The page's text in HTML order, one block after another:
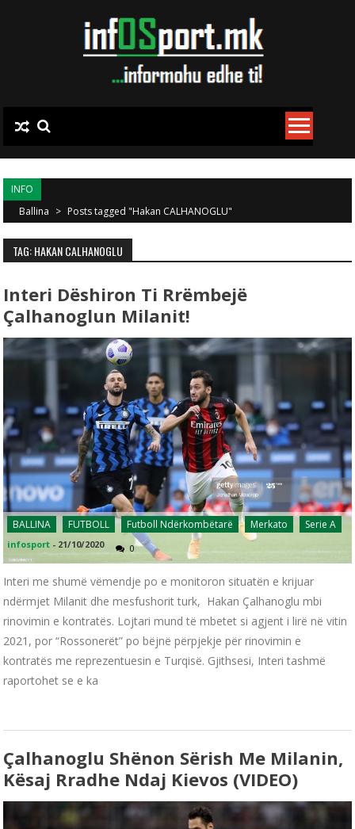
INFO
Ballina > Posts tagged "Hakan CALHANOGLU"
TAG: HAKAN CALHANOGLU
Interi Dëshiron Ti Rrëmbejë
Çalhanoglun Milanit!
BALLINA FUTBOLL Futboll Ndërkombëtarë Merkato Serie A
infosport - 21/10/2020 0
Interi me shumë vëmendje po e monitoron situatën e krijuar
ndërmjet Milanit dhe mesfushorit turk, Hakan Çalhanoglu mbi
rinovimin e kontratës. Lojtari mund të mbetet si agjent i lirë në vitin
2021, por “Rossonerët” po bëjnë përpjekje për rinovimin e
kontratës me reprezentuesin e Turqisë. Gjithsesi, Interi tashmë
raportohet se e ka
Çalhanoglu Shënon Sërish Me Milanin,
Kësaj Rradhe Ndaj Kievos (VIDEO)